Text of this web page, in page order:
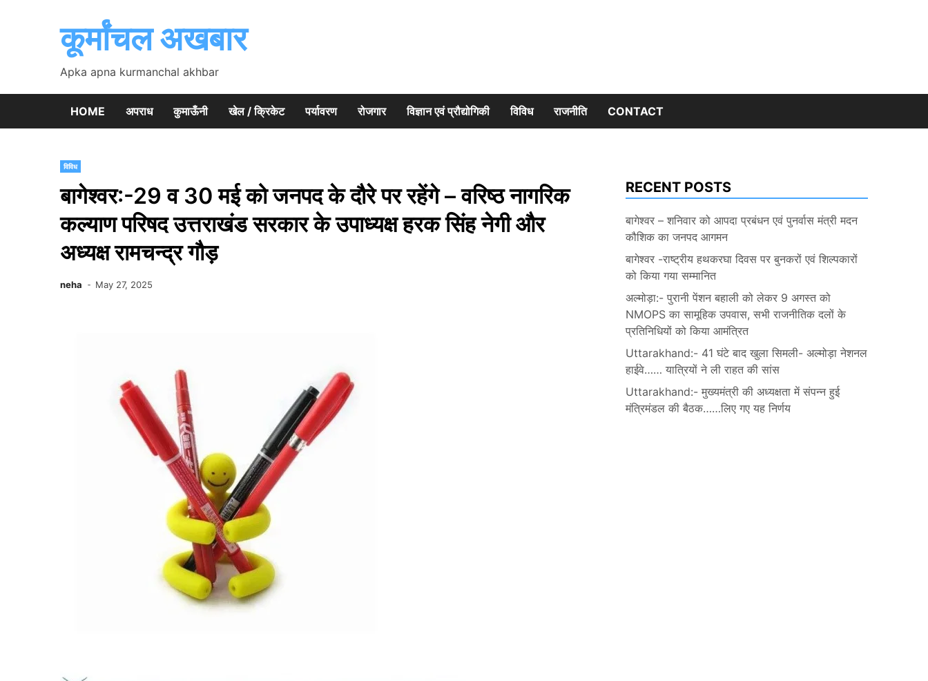
कूर्मांचल अखबार
Apka apna kurmanchal akhbar
HOME अपराध कुमाऊँनी खेल / क्रिकेट पर्यावरण रोजगार विज्ञान एवं प्रौद्योगिकी विविध राजनीति CONTACT
विविध
बागेश्वर:-29 व 30 मई को जनपद के दौरे पर रहेंगे – वरिष्ठ नागरिक
कल्याण परिषद उत्तराखंड सरकार के उपाध्यक्ष हरक सिंह नेगी और
अध्यक्ष रामचन्द्र गौड़
neha May 27, 2025
RECENT POSTS
बागेश्वर – शनिवार को आपदा प्रबंधन एवं पुनर्वास मंत्री मदन
कौशिक का जनपद आगमन
बागेश्वर -राष्ट्रीय हथकरघा दिवस पर बुनकरों एवं शिल्पकारों
को किया गया सम्मानित
अल्मोड़ा:- पुरानी पेंशन बहाली को लेकर 9 अगस्त को
NMOPS का सामूहिक उपवास, सभी राजनीतिक दलों के
प्रतिनिधियों को किया आमंत्रित
Uttarakhand:- 41 घंटे बाद खुला सिमली- अल्मोड़ा नेशनल
हाईवे…… यात्रियों ने ली राहत की सांस
Uttarakhand:- मुख्यमंत्री की अध्यक्षता में संपन्न हुई
मंत्रिमंडल की बैठक……लिए गए यह निर्णय